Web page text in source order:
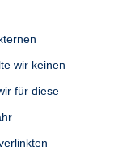
wir keinen
für diese